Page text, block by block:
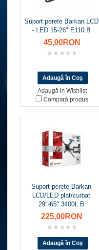
Suport perete Barkan LCD
- LED 15-26" E110.B
45,00RON
Adaugă in Wishlist
Compară produs
Suport perete Barkan
LCD/LED plat/curbat
29"-65" 3400L.B
225,00RON